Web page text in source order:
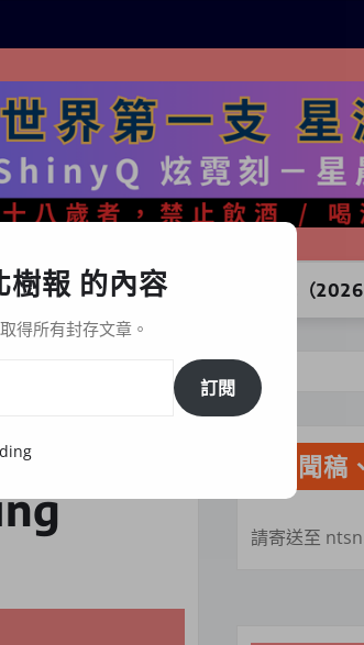
哪裡買｜官方購買通路與LINE訂購（2026
新聞
請寄送至
樹報 的內容
得所有封存文章。
訂閱